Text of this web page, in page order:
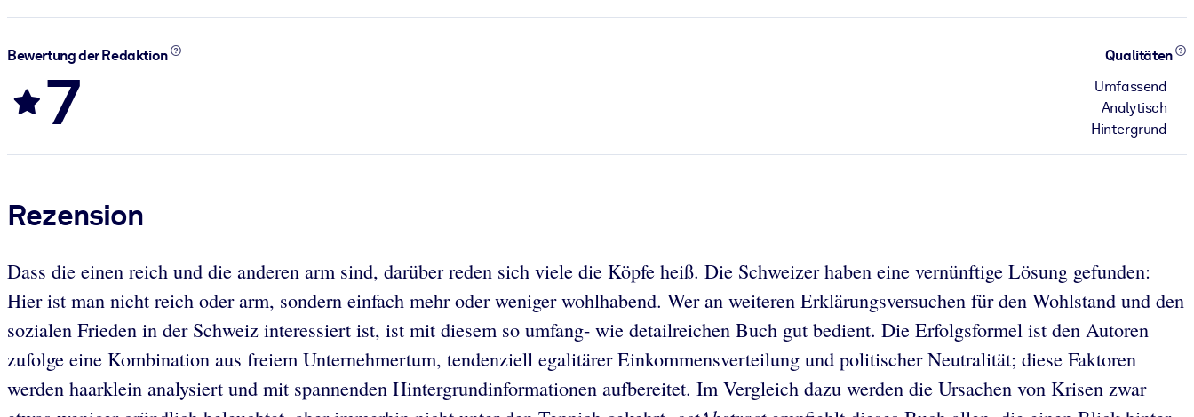
Bewertung der Redaktion
7
Qualitäten
Umfassend
Analytisch
Hintergrund
Rezension
Dass die einen reich und die anderen arm sind, darüber reden sich viele die Köpfe heiß. Die Schweizer haben eine vernünftige Lösung gefunden:
Hier ist man nicht reich oder arm, sondern einfach mehr oder weniger wohlhabend. Wer an weiteren Erklärungsversuchen für den Wohlstand und den
sozialen Frieden in der Schweiz interessiert ist, ist mit diesem so umfang- wie detailreichen Buch gut bedient. Die Erfolgsformel ist den Autoren
zufolge eine Kombination aus freiem Unternehmertum, tendenziell egalitärer Einkommensverteilung und politischer Neutralität; diese Faktoren
werden haarklein analysiert und mit spannenden Hintergrundinformationen aufbereitet. Im Vergleich dazu werden die Ursachen von Krisen zwar